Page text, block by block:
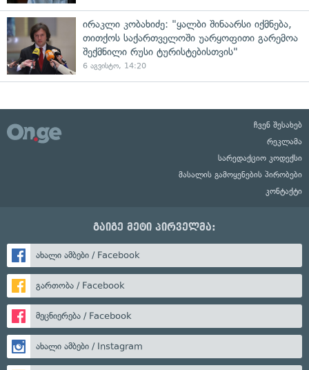
ირაკლი კობახიძე: "ყალბი შინაარსი იქმნება,
თითქოს საქართველოში უარყოფითი გარემოა
შექმნილი რუსი ტურისტებისთვის"
6 აგვისტო, 14:20
ჩვენ შესახებ
რეკლამა
სარედაქციო კოდექსი
მასალის გამოყენების პირობები
კონტაქტი
გაიგე მეტი პირველმა:
ახალი ამბები / Facebook
გართობა / Facebook
მეცნიერება / Facebook
ახალი ამბები / Instagram